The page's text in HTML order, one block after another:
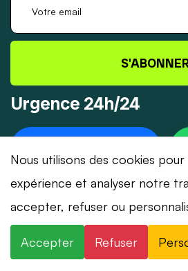
Urgence 24h/24
© 2026 Dépannage-
réservés | Suisse
Nous utilisons des cookies
expérience et analyser notre
accepter, refuser ou
Accepter Refuser